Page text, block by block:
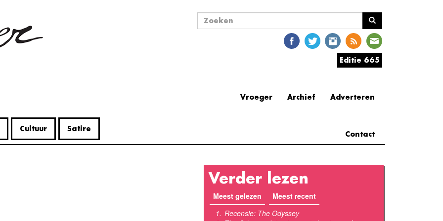
Cultuur Satire
Zoekveld
Editie 665
Adverteren
Archief
Vroeger
Contact
Verder lezen
Meest gelezen (actieve tabblad)
Meest recent
Recensie: The Odyssey